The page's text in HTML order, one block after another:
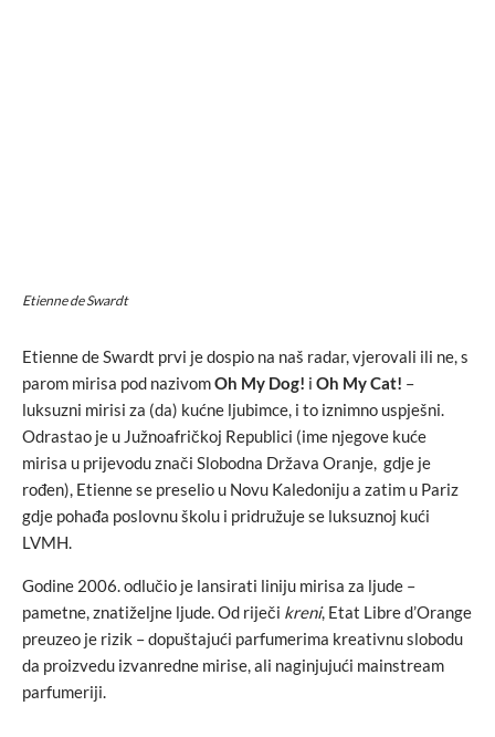
Etienne de Swardt
Etienne de Swardt prvi je dospio na naš radar, vjerovali ili ne, s
parom mirisa pod nazivomOh My Dog! i Oh My Cat! –
luksuzni mirisi za (da) kućne ljubimce, i to iznimno uspješni.
Odrastao je u Južnoafričkoj Republici (ime njegove kuće
mirisa u prijevodu znači Slobodna Država Oranje, gdje je
rođen), Etienne se preselio u Novu Kaledoniju a zatim u Pariz
gdje pohađa poslovnu školu i pridružuje se luksuznoj kući
LVMH.
Godine 2006. odlučio je lansirati liniju mirisa za ljude –
pametne, znatiželjne ljude. Od riječi kreni, Etat Libre d’Orange
preuzeo je rizik – dopuštajući parfumerima kreativnu slobodu
da proizvedu izvanredne mirise, ali naginjujući mainstream
parfumeriji.